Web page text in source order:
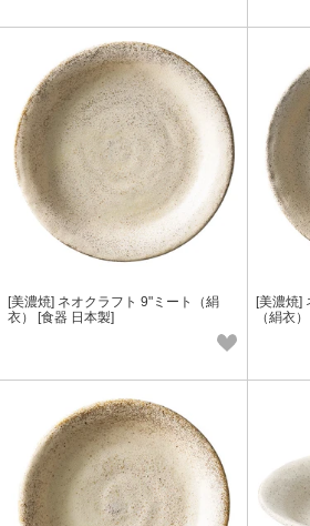
[美濃焼] ネオクラフト 9"ミート（絹
衣） [食器 日本製]
[美濃焼]
（絹衣